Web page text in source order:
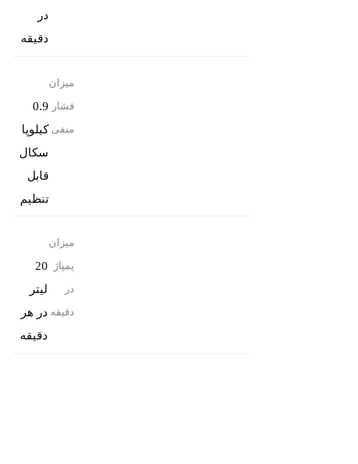
در
دقیقه
میزان
فشار
منفی
0.9
کیلوپا
سکال
قابل
تنظیم
میزان
پمپاژ
در
دقیقه
20
لیتر
در هر
دقیقه